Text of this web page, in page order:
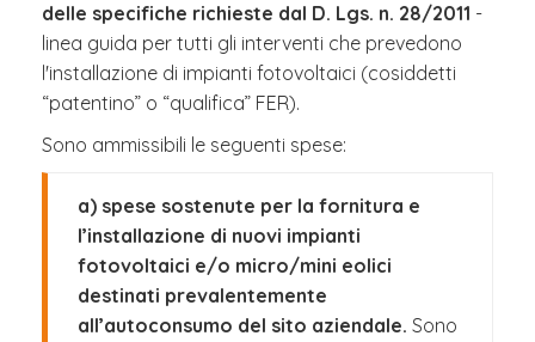
delle specifiche richieste dal D. Lgs. n. 28/2011 -
linea guida per tutti gli interventi che prevedono
l'installazione di impianti fotovoltaici (cosiddetti
“patentino” o “qualifica” FER).
Sono ammissibili le seguenti spese:
a) spese sostenute per la fornitura e
l’installazione di nuovi impianti
fotovoltaici e/o micro/mini eolici
destinati prevalentemente
all’autoconsumo del sito aziendale. Sono